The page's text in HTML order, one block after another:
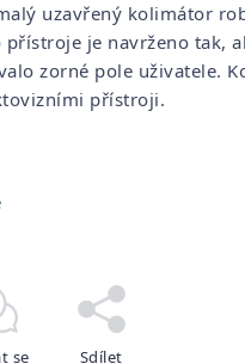
uzavřený kolimátor
přístroje je navrženo tak,
zorné pole uživatele.
přístroji.
se Sdílet